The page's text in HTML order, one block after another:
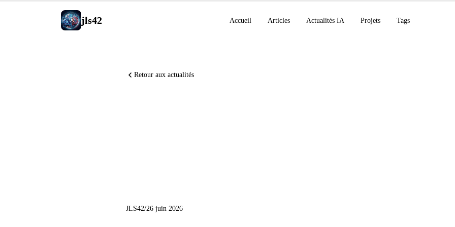
jls42 Accueil Articles Actualités IA Projets Tags
Retour aux actualités
JLS42/26 juin 2026